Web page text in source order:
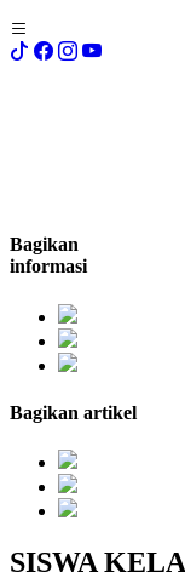
Bagikan
informasi
Bagikan artikel
SISWA